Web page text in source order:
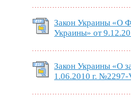
Закон Украины «О
Украины» от
Закон Украины «О
1.06.2010 г.